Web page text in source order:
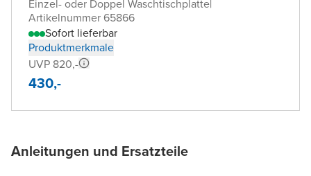
Einzel- oder Doppel Waschtischplatte
Artikelnummer 65866
Sofort lieferbar
Produktmerkmale
UVP 820,-
430,-
Anleitungen und Ersatzteile